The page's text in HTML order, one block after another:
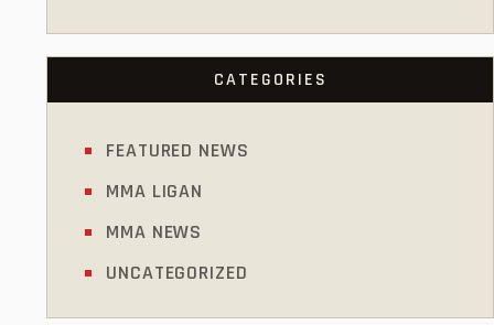
CATEGORIES
FEATURED NEWS
MMA LIGAN
MMA NEWS
UNCATEGORIZED